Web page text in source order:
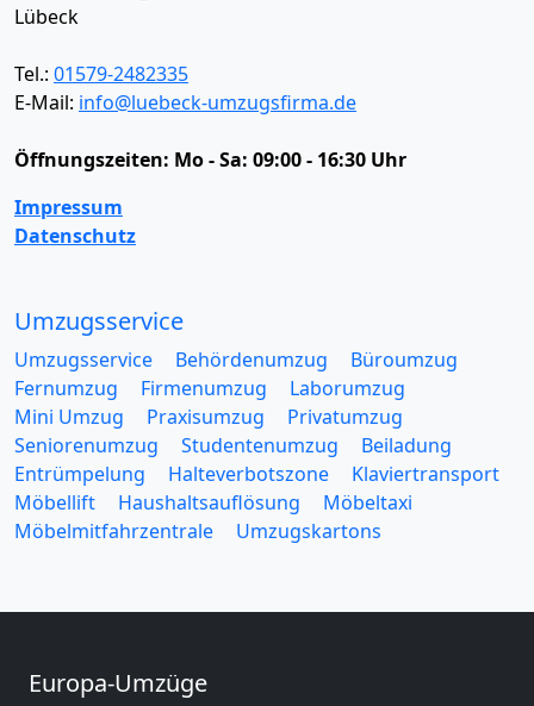
Lübeck
Tel.: 01579-2482335
E-Mail: info@luebeck-umzugsfirma.de
Öffnungszeiten: Mo - Sa: 09:00 - 16:30 Uhr
Impressum
Datenschutz
Umzugsservice
Umzugsservice Behördenumzug
Büroumzug
Fernumzug
Firmenumzug
Laborumzug
Mini Umzug
Praxisumzug
Privatumzug
Seniorenumzug
Studentenumzug
Beiladung
Entrümpelung
Halteverbotszone
Klaviertransport
Möbellift
Haushaltsauflösung
Möbeltaxi
Möbelmitfahrzentrale
Umzugskartons
Europa-Umzüge